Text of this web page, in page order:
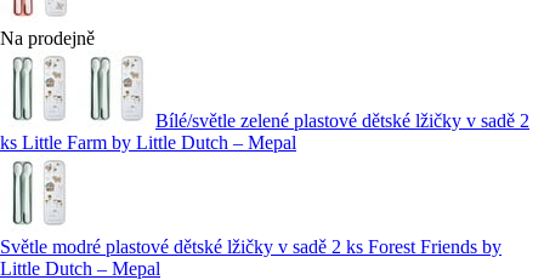
Na prodejně
Bílé/světle zelené plastové dětské lžičky v sadě 2
ks Little Farm by Little Dutch – Mepal
Světle modré plastové dětské lžičky v sadě 2 ks Forest Friends by
Little Dutch – Mepal